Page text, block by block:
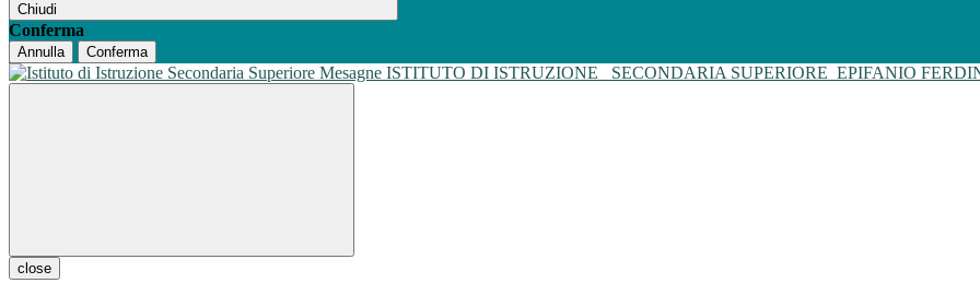
Chiudi
Conferma
Annulla Conferma
ISTITUTO DI ISTRUZIONE SECONDARIA SUPERIORE EPIFANIO
close